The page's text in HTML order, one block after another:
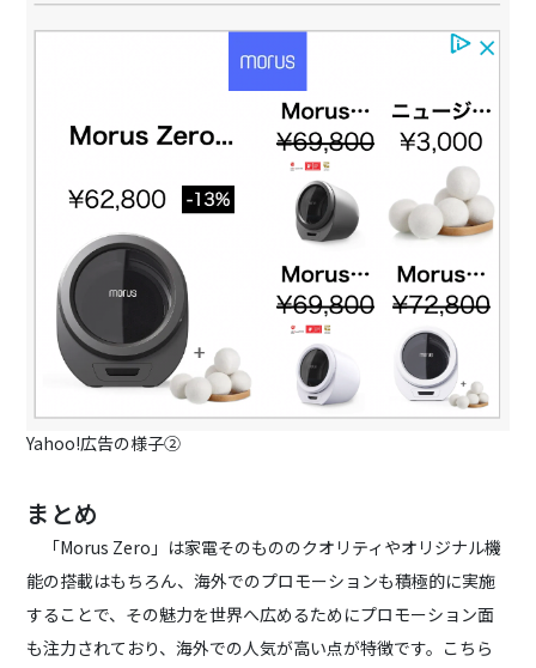
Yahoo!広告の様子②
まとめ
「Morus Zero」は家電そのもののクオリティやオリジナル機
能の搭載はもちろん、海外でのプロモーションも積極的に実施
することで、その魅力を世界へ広めるためにプロモーション面
も注力されており、海外での人気が高い点が特徴です。こちら